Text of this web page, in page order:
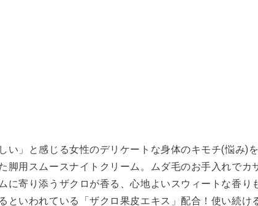
い」と感じる女性のデリケートな身体のキモチ(悩み)
脚用スムースナイトクリーム。ムダ毛のお手入れでカ
に寄り添うザクロが香る、心地よいスウィートな香り
といわれている「ザクロ果皮エキス」配合！使い続け